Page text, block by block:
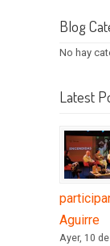
Blog
No hay
Latest
Aguirre
Ayer, 10